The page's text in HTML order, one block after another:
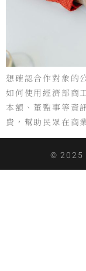
想確認合作對象的
如何使用經濟部商
本額、董監事等資
費，幫助民眾在商
© 2025